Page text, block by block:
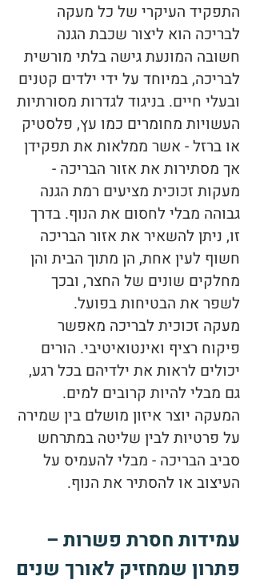
התפקיד העיקרי של כל מעקה
לבריכה הוא ליצור שכבת הגנה
חשובה המונעת גישה בלתי מורשית
לבריכה, במיוחד על ידי ילדים קטנים
ובעלי חיים. בניגוד לגדרות מסורתיות
העשויות מחומרים כמו עץ, פלסטיק
או ברזל - אשר ממלאות את תפקידן
אך מסתירות את אזור הבריכה -
מעקות זכוכית מציעים רמת הגנה
גבוהה מבלי לחסום את הנוף. בדרך
זו, ניתן להשאיר את אזור הבריכה
חשוף לעין אחת, הן מתוך הבית והן
מחלקים שונים של החצר, ובכך
לשפר את הבטיחות בפועל.
מעקה זכוכית לבריכה מאפשר
פיקוח רציף ואינטואיטיבי. הורים
יכולים לראות את ילדיהם בכל רגע,
גם מבלי להיות קרובים למים.
המעקה יוצר איזון מושלם בין שמירה
על פרטיות לבין שליטה במתרחש
סביב הבריכה - מבלי להעמיס על
העיצוב או להסתיר את הנוף.
עמידות חסרת פשרות –
פתרון שמחזיק לאורך שנים